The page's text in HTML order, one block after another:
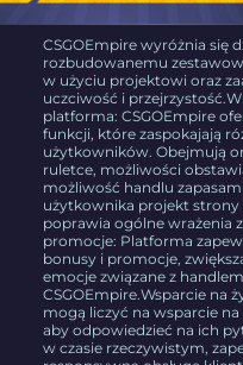
CSGOEmpire wyróżnia się
rozbudowanemu
w użyciu projektowi oraz
uczciwość i
platforma: CSGOEmpire
funkcji, które zaspokajają
użytkowników. Obejmują
ruletce, możliwości
możliwość handlu
użytkownika projekt
poprawia ogólne wrażenia
promocje: Platforma
bonusy i promocje,
emocje związane z
CSGOEmpire.Wsparcie na
mogą liczyć na wsparcie
aby odpowiedzieć na ich
w czasie rzeczywistym,